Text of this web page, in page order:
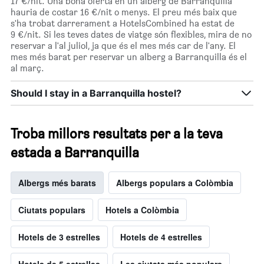
hauria de costar 16 €/nit o menys. El preu més baix que
s'ha trobat darrerament a HotelsCombined ha estat de
9 €/nit. Si les teves dates de viatge són flexibles, mira de no
reservar a l'al juliol, ja que és el mes més car de l'any. El
mes més barat per reservar un alberg a Barranquilla és el
al març.
Should I stay in a Barranquilla hostel?
Troba millors resultats per a la teva
estada a Barranquilla
Albergs més barats Albergs populars a Colòmbia
Ciutats populars Hotels a Colòmbia
Hotels de 3 estrelles Hotels de 4 estrelles